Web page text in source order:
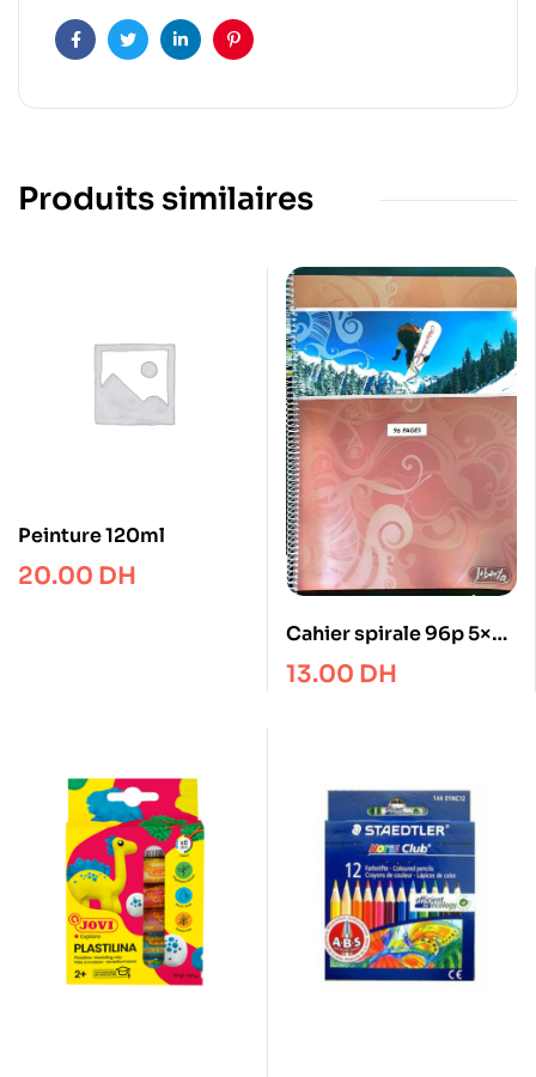
FacebookTwitterLinkedinPinterest
Produits similaires
Peinture 120ml
20.00 DH
Cahier spirale 96p 5×5
Liberta
13.00 DH